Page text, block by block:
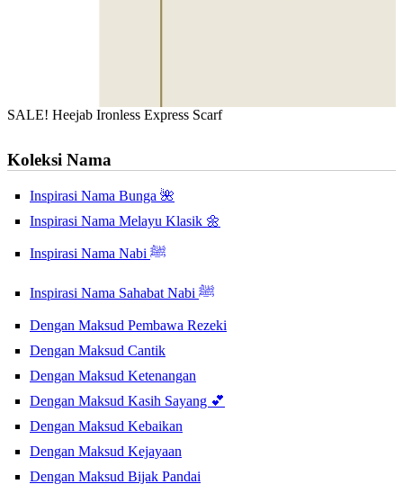
SALE! Heejab Ironless Express Scarf
Koleksi Nama
Inspirasi Nama Bunga 🌺
Inspirasi Nama Melayu Klasik 🌼
Inspirasi Nama Nabi ﷺ
Inspirasi Nama Sahabat Nabi ﷺ
Dengan Maksud Pembawa Rezeki
Dengan Maksud Cantik
Dengan Maksud Ketenangan
Dengan Maksud Kasih Sayang 💕
Dengan Maksud Kebaikan
Dengan Maksud Kejayaan
Dengan Maksud Bijak Pandai